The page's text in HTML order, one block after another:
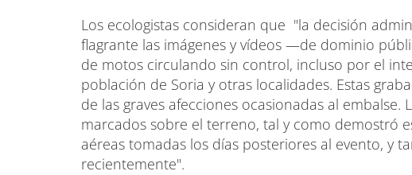
Los ecologistas consideran que "la decisión
flagrante las imágenes y vídeos —de dominio
de motos circulando sin control, incluso por el
población de Soria y otras localidades. Estas
de las graves afecciones ocasionadas al
marcados sobre el terreno, tal y como demostró
aéreas tomadas los días posteriores al evento, y
recientemente".